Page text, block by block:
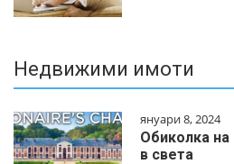
Недвижими имоти
януари 8, 2024
Обиколка
в света